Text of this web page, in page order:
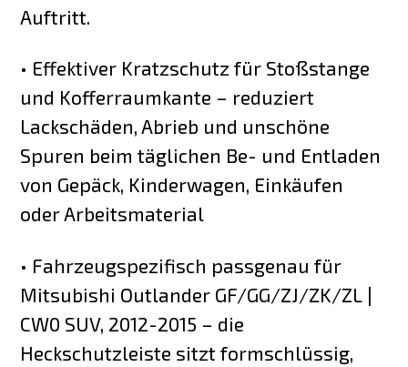
Auftritt.
• Effektiver Kratzschutz für Stoßstange
und Kofferraumkante – reduziert
Lackschäden, Abrieb und unschöne
Spuren beim täglichen Be- und Entladen
von Gepäck, Kinderwagen, Einkäufen
oder Arbeitsmaterial
• Fahrzeugspezifisch passgenau für
Mitsubishi Outlander GF/GG/ZJ/ZK/ZL |
CW0 SUV, 2012-2015 – die
Heckschutzleiste sitzt formschlüssig,